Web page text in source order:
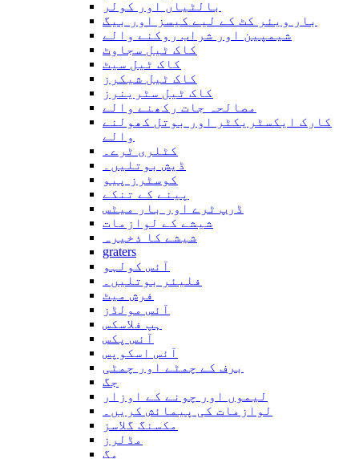
بالٹیاں اور کولر
بار ویئر کٹ کے لیے کیسز اور بیگ
شیمپین اور شراب روکنے والے
کاک ٹیل سجاوٹ
کاک ٹیل سیٹ
کاک ٹیل شیکرز
کاک ٹیل سٹرینرز
مصالحہ جات رکھنے والے
کارک ایکسٹریکٹر اور بوتل کھولنے
والے
کٹلری ٹرے۔
ڈیش بوتلیں۔
کوسٹرز پیو
پینے کے تنکے
ڈرپ ٹرے اور بار میٹس
شیشے کے لوازمات
شیشے کا ذخیرہ
graters
آئس کولہو
فلیئر بوتلیں۔
فرش میٹ
آئس مولڈز
ہپ فلاسکس
آئس پکس
آئس اسکوپس
برف کے چمٹے اور چمٹی
جگ
لیموں اور چونے کے اوزار
لوازمات کی پیمائش کریں۔
مکسنگ گلاسز
مڈلرز
مگ